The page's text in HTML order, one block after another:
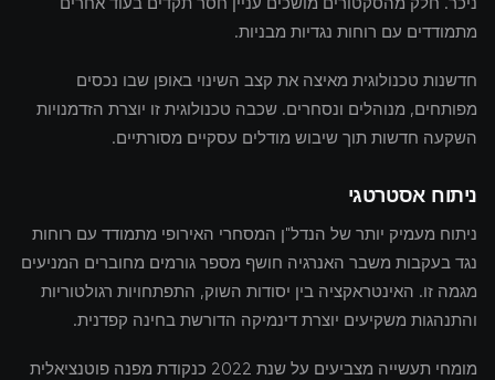
מתמודדים עם רוחות נגדיות מבניות.
חדשנות טכנולוגית מאיצה את קצב השינוי באופן שבו נכסים
מפותחים, מנוהלים ונסחרים. שכבה טכנולוגית זו יוצרת הזדמנויות
השקעה חדשות תוך שיבוש מודלים עסקיים מסורתיים.
ניתוח אסטרטגי
ניתוח מעמיק יותר של הנדל"ן המסחרי האירופי מתמודד עם רוחות
נגד בעקבות משבר האנרגיה חושף מספר גורמים מחוברים המניעים
מגמה זו. האינטראקציה בין יסודות השוק, התפתחויות רגולטוריות
והתנהגות משקיעים יוצרת דינמיקה הדורשת בחינה קפדנית.
מומחי תעשייה מצביעים על שנת 2022 כנקודת מפנה פוטנציאלית